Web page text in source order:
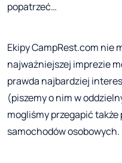
popatrzeć…
Ekipy CampRest.com nie
najważniejszej imprezie
prawda najbardziej
(piszemy o nim w
mogliśmy przegapić
samochodów osobowych.